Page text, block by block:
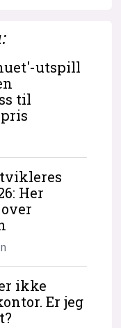
utspill
til
Her
ikke
Er jeg